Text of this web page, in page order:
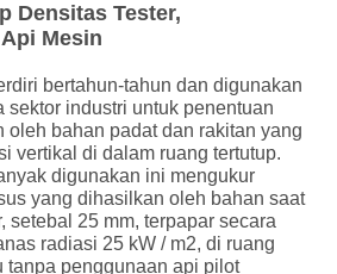
Densitas Tester,
Mesin
bertahun-tahun dan digunakan
sektor industri untuk penentuan
oleh bahan padat dan rakitan yang
vertikal di dalam ruang tertutup.
digunakan ini mengukur
yang dihasilkan oleh bahan saat
setebal 25 mm, terpapar secara
radiasi 25 kW / m2, di ruang
tanpa penggunaan api pilot